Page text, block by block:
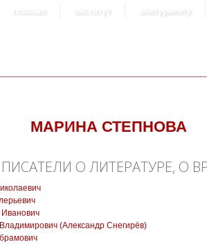
главная институт абитуриенту
МАРИНА СТЕПНОВА
О ЛИТЕРАТУРЕ, О
(Александр Снегирёв)